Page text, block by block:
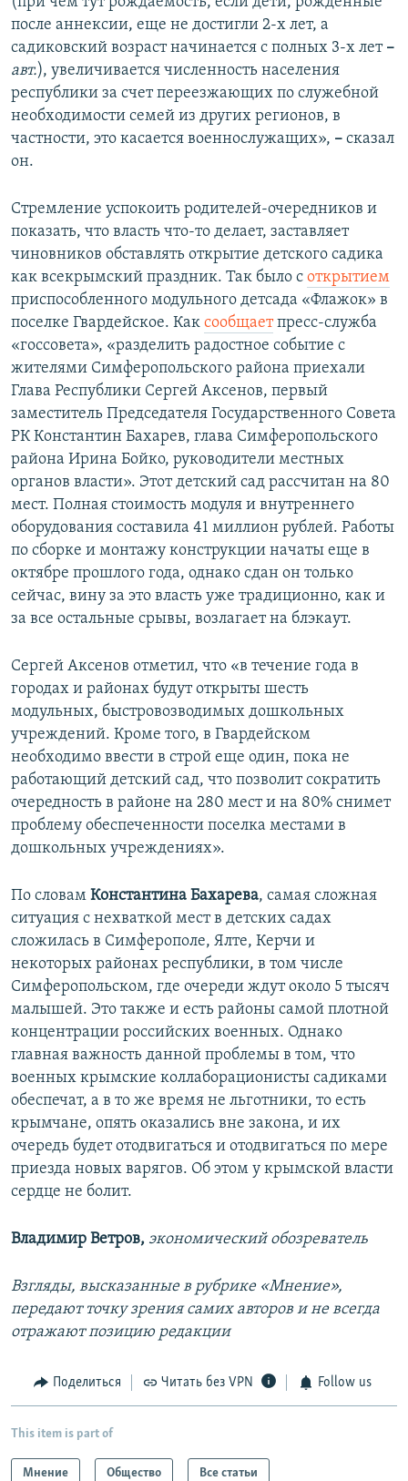
после аннексии, еще не достигли 2-х лет, а
садиковский возраст начинается с полных 3-х лет –
авт.), увеличивается численность населения
республики за счет переезжающих по служебной
необходимости семей из других регионов, в
частности, это касается военнослужащих», – сказал
он.
Стремление успокоить родителей-очередников и
показать, что власть что-то делает, заставляет
чиновников обставлять открытие детского садика
как всекрымский праздник. Так было с открытием
приспособленного модульного детсада «Флажок» в
поселке Гвардейское. Как сообщаетпресс-служба
«госсовета», «разделить радостное событие с
жителями Симферопольского района приехали
Глава Республики Сергей Аксенов, первый
заместитель Председателя Государственного Совета
РК Константин Бахарев, глава Симферопольского
района Ирина Бойко, руководители местных
органов власти». Этот детский сад рассчитан на 80
мест. Полная стоимость модуля и внутреннего
оборудования составила 41 миллион рублей. Работы
по сборке и монтажу конструкции начаты еще в
октябре прошлого года, однако сдан он только
сейчас, вину за это власть уже традиционно, как и
за все остальные срывы, возлагает на блэкаут.
Сергей Аксенов отметил, что «в течение года в
городах и районах будут открыты шесть
модульных, быстровозводимых дошкольных
учреждений. Кроме того, в Гвардейском
необходимо ввести в строй еще один, пока не
работающий детский сад, что позволит сократить
очередность в районе на 280 мест и на 80% снимет
проблему обеспеченности поселка местами в
дошкольных учреждениях».
По словам Константина Бахарева, самая сложная
ситуация с нехваткой мест в детских садах
сложилась в Симферополе, Ялте, Керчи и
некоторых районах республики, в том числе
Симферопольском, где очереди ждут около 5 тысяч
малышей. Это также и есть районы самой плотной
концентрации российских военных. Однако
главная важность данной проблемы в том, что
военных крымские коллаборационисты садиками
обеспечат, а в то же время не льготники, то есть
крымчане, опять оказались вне закона, и их
очередь будет отодвигаться и отодвигаться по мере
приезда новых варягов. Об этом у крымской власти
сердце не болит.
Владимир Ветров, экономический обозреватель
Взгляды, высказанные в рубрике «Мнение»,
передают точку зрения самих авторов и не всегда
отражают позицию редакции
Поделиться Читать без VPN Follow us
This item is part of
Мнение Общество Все статьи